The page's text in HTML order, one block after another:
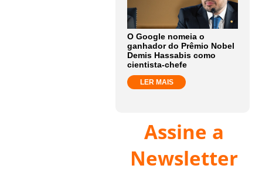
O Google nomeia o
ganhador do Prêmio Nobel
Demis Hassabis como
cientista-chefe
LER MAIS
Assine a
Newsletter